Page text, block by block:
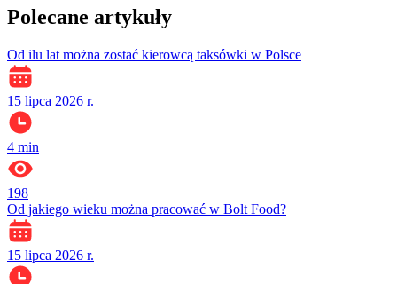
Polecane artykuły
Od ilu lat można zostać kierowcą taksówki w Polsce
15 lipca 2026 r.
4 min
198
Od jakiego wieku można pracować w Bolt Food?
15 lipca 2026 r.